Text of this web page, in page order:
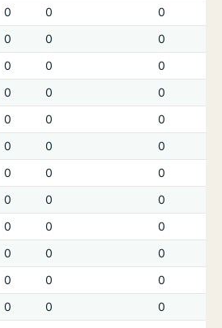
0 0
0
0 0
0
0 0
0
0 0
0
0 0
0
0 0
0
0 0
0
0 0
0
0 0
0
0 0
0
0 0
0
0 0
0